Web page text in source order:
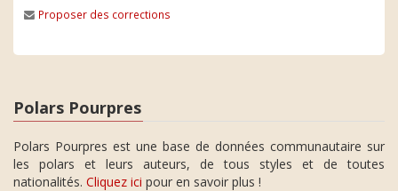
Proposer des corrections
Polars Pourpres
Polars Pourpres est une base de données communautaire sur
les polars et leurs auteurs, de tous styles et de toutes
nationalités. Cliquez ici pour en savoir plus !